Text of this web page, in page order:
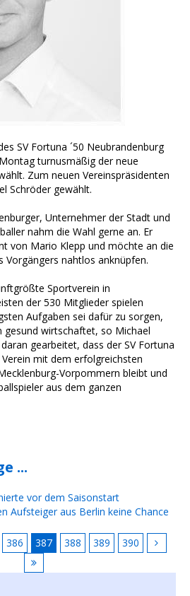
SV Fortuna ´50 Neubrandenburg
turnusmäßig der neue
Zum neuen Vereinspräsidenten
Schröder gewählt.
Unternehmer der Stadt und
nahm die Wahl gerne an. Er
von Mario Klepp und möchte an die
Vorgängers nahtlos anknüpfen.
Sportverein in
der 530 Mitglieder spielen
Aufgaben sei dafür zu sorgen,
gesund wirtschaftet, so Michael
gearbeitet, dass der SV Fortuna
mit dem erfolgreichsten
Vorpommern bleibt und
aus dem ganzen
...
vor dem Saisonstart
Aufsteiger aus Berlin keine Chance
386 387 388 389 390